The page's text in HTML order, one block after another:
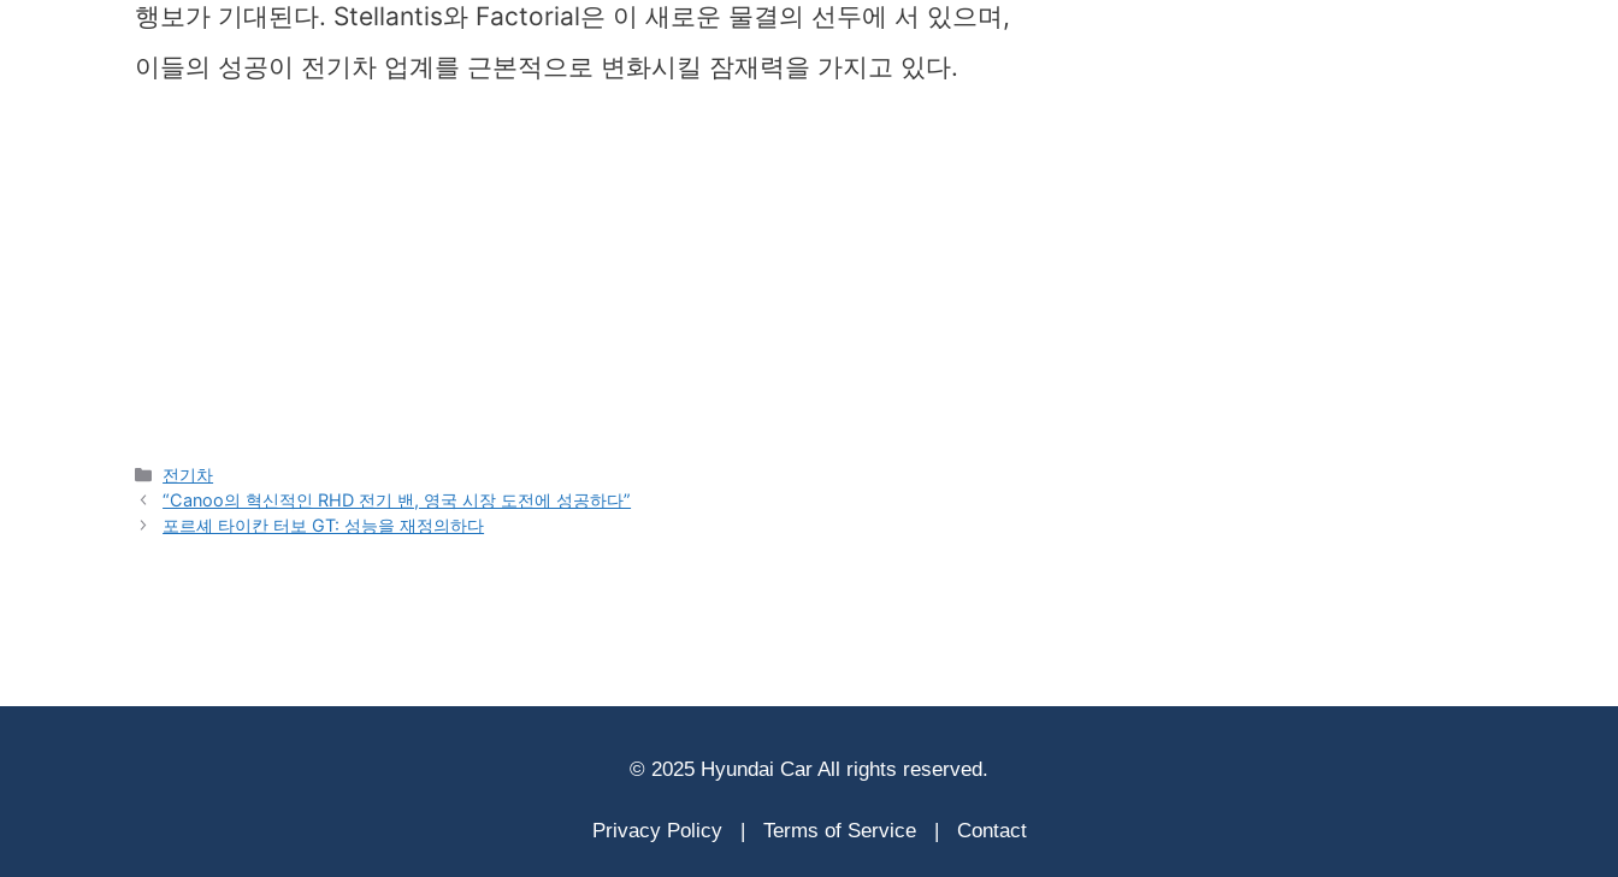
행보가 기대된다. Stellantis와 Factorial은 이 새로운 물결의 선두에 서 있으며,
이들의 성공이 전기차 업계를 근본적으로 변화시킬 잠재력을 가지고 있다.
Categories
전기차
“Canoo의 혁신적인 RHD 전기 밴, 영국 시장 도전에 성공하다”
포르셰 타이칸 터보 GT: 성능을 재정의하다
© 2025 Hyundai Car All rights reserved.
Privacy Policy | Terms of Service | Contact